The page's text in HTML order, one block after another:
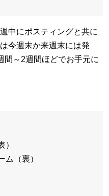
中にポスティングと共に
今週末か来週末には発
間～2週間ほどでお手元に
）
（裏）